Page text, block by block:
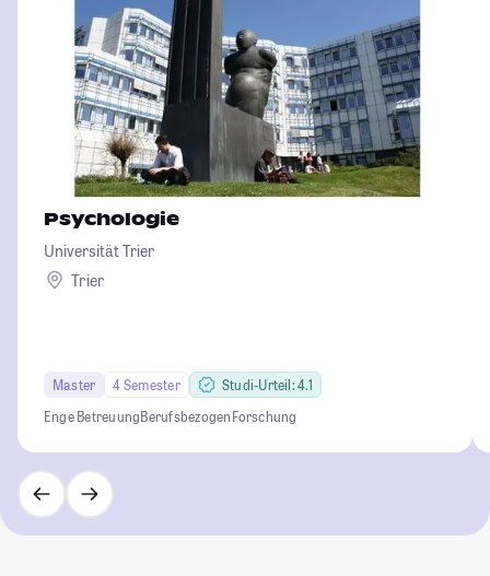
Psychologie
Universität Trier
Trier
Master 4 Semester
Studi-Urteil: 4.1
Enge BetreuungBerufsbezogenForschung